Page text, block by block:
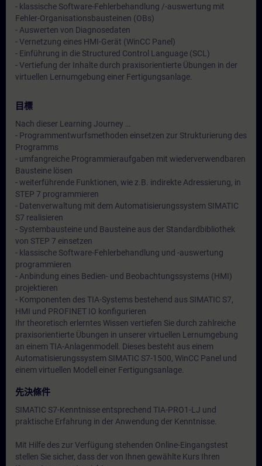
- klassische Software-Fehlerbehandlung /-auswertung mit
Fehler-Organisationsbausteinen (OBs)
- Auswerten von Diagnosedaten
- Vernetzung eines HMI-Gerät (WinCC Panel)
- Einführung in die Structured Control Language (SCL)
- Vertiefung der Inhalte durch praxisorientierte Übungen in der
virtuellen Lernumgebung einer Fertigungsanlage.
目標
Nach dieser Learning Journey …
- Programmentwurfsmethoden einsetzen zur Strukturierung des
Programms
- umfangreiche Programmieraufgaben mit wiederverwendbaren
Bausteine lösen
- weiterführende Funktionen, wie z.B. indirekte Adressierung, in
STEP 7 programmieren
- Datenverwaltung mit dem Automatisierungssystem SIMATIC
S7 realisieren
- Systembausteine und Bausteine aus der Standardbibliothek
von STEP 7 einsetzen
- klassische Software-Fehlerbehandlung und -auswertung
programmieren
- Anbindung eines Bedien- und Beobachtungssystems (HMI)
projektieren
- Komponenten des TIA-Systems bestehend aus SIMATIC S7,
HMI und PROFINET IO konfigurieren
Ihr theoretisch erlerntes Wissen vertiefen Sie durch zahlreiche
praxisorientierte Übungen in unserer virtuellen Lernumgebung
an einem TIA-Anlagenmodell. Dieses besteht aus einem
Automatisierungssystem SIMATIC S7-1500, WinCC Panel und
einem virtuellen Modell einer Fertigungsanlage.
先決條件
SIMATIC S7-Kenntnisse entsprechend TIA-PRO1-LJ und
praktische Erfahrung in der Anwendung der Kenntnisse.
Mit Hilfe des zur Verfügung stehenden Online-Eingangstest
stellen Sie sicher, dass der von Ihnen gewählte Kurs Ihren